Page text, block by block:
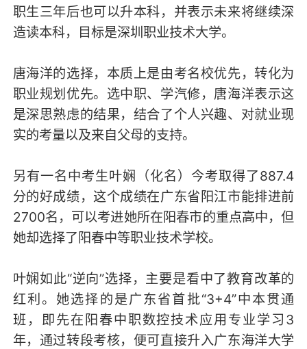
职生三年后也可以升本科，并表示未来将继续深
造读本科，目标是深圳职业技术大学。
唐海洋的选择，本质上是由考名校优先，转化为
职业规划优先。选中职、学汽修，唐海洋表示这
是深思熟虑的结果，结合了个人兴趣、对就业现
实的考量以及来自父母的支持。
另有一名中考生叶娴（化名）今考取得了887.4
分的好成绩，这个成绩在广东省阳江市能排进前
2700名，可以考进她所在阳春市的重点高中，但
她却选择了阳春中等职业技术学校。
叶娴如此“逆向”选择，主要是看中了教育改革的
红利。她选择的是广东省首批“3+4”中本贯通
班，即先在阳春中职数控技术应用专业学习3
年，通过转段考核，便可直接升入广东海洋大学